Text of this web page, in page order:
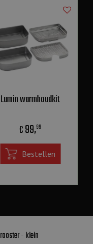
Lumin warmhoudkit
€99,99
Bestellen
- klein